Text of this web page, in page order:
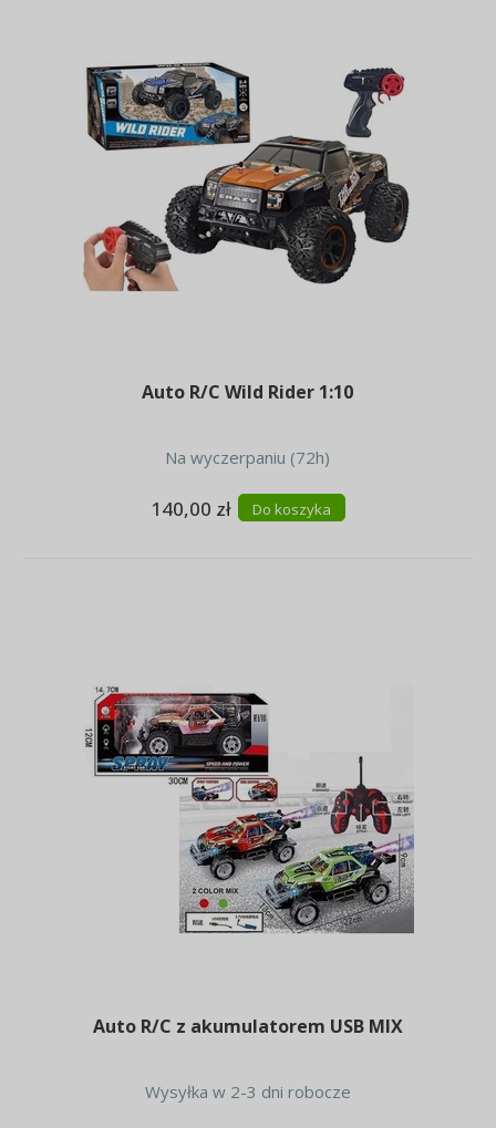
Auto R/C Wild Rider 1:10
Na wyczerpaniu (72h)
140,00 zł Do koszyka
Auto R/C z akumulatorem USB MIX
Wysyłka w 2-3 dni robocze